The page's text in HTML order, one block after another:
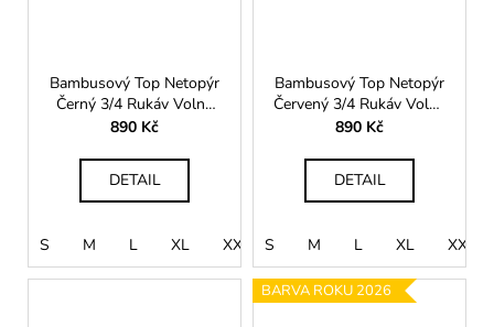
Bambusový Top Netopýr
Černý 3/4 Rukáv Volný
Střih Dámský
890 Kč
DETAIL
S M L XL XXL
Bambusový Top Netopýr
Červený 3/4 Rukáv Volný
Střih Dámský
890 Kč
DETAIL
S M L XL XXL
BARVA ROKU 2026